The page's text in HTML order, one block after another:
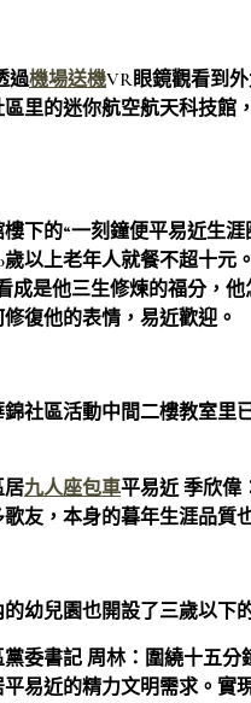
過機場送機VR眼鏡觀看到
里的迷你航空航天科技館
下的“一刻鐘便平易近生
以上老年人就餐不超十元
成是他三生修煉的福分，
復他的表情，易近歡迎。
社區活動中間二樓教室
居九人座包車平易近 季欣偉
友，本身的暮年生涯品質
幼兒園也開設了三歲以下
委書記 周林： 圍繞十五分
易近的精力文明需求。實